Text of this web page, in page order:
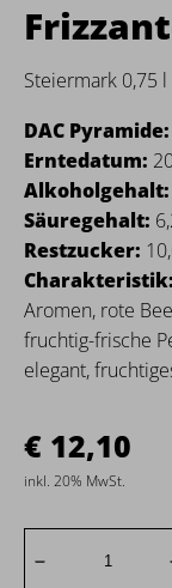
Steiermark 0,75 l
DAC Pyramide:
Erntedatum:
Alkoholgehalt:
Säuregehalt:
Restzucker:
Charakteristik:
Aromen, rote
fruchtig-frische
elegant,
12,10
inkl. 20% MwSt.